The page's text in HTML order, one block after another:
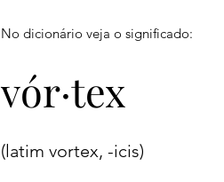
No dicionário veja o significado:
vór·tex
(latim vortex, -icis)